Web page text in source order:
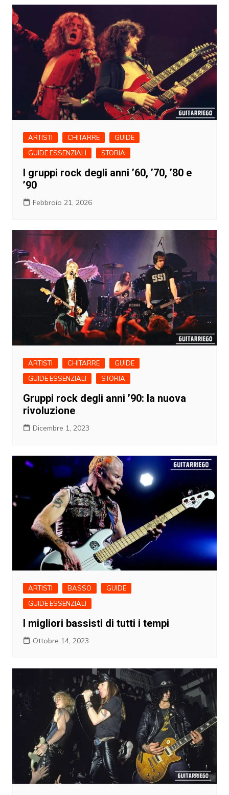
ARTISTI CHITARRE
GUIDE
GUIDE ESSENZIALI
STORIA
I gruppi rock degli anni ’60, ’70, ’80 e
’90
Febbraio 21, 2026
ARTISTI CHITARRE
GUIDE
GUIDE ESSENZIALI
STORIA
Gruppi rock degli anni ’90: la nuova
rivoluzione
Dicembre 1, 2023
ARTISTI BASSO
GUIDE
GUIDE ESSENZIALI
I migliori bassisti di tutti i tempi
Ottobre 14, 2023